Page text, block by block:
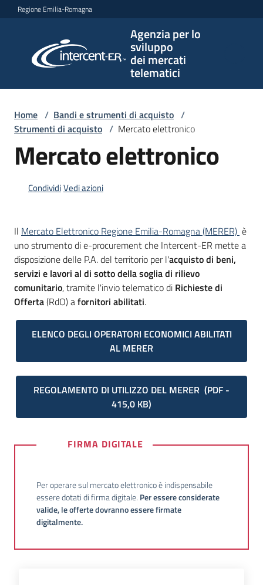
Vai al contenuto
Vai alla navigazione
Vai al footer
Regione Emilia-Romagna
Agenzia per lo
sviluppo
dei mercati
telematici
per lo
sviluppo
telematici
L'Agenzia
e
strumenti
di
acquisto
Supporto
Piattaforme
telematiche
su
Home / Bandi e strumenti di acquisto /
Strumenti di acquisto / Mercato elettronico
Mercato elettronico
CondividiVedi azioni
Il Mercato Elettronico Regione Emilia-Romagna (MERER) è
uno strumento di e-procurement che Intercent-ER mette a
disposizione delle P.A. del territorio per l'acquisto di beni,
servizi e lavori al di sotto della soglia di rilievo
comunitario, tramite l'invio telematico di Richieste di
Offerta(RdO) afornitori abilitati.
ELENCO DEGLI OPERATORI ECONOMICI ABILITATI
AL MERER
REGOLAMENTO DI UTILIZZO DEL MERER (PDF -
415,0 KB)
FIRMA DIGITALE
Per operare sul mercato elettronico è indispensabile
essere dotati di firma digitale. Per essere considerate
valide, le offerte dovranno essere firmate
digitalmente.